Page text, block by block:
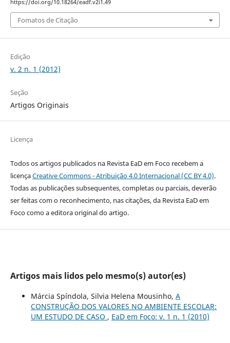
https://doi.org/10.18264/eadf.v2i1.49
Fomatos de Citação
Edição
v. 2 n. 1 (2012)
Seção
Artigos Originais
Licença
Todos os artigos publicados na Revista EaD em Foco recebem a
licençaCreative Commons - Atribuição 4.0 Internacional (CC BY 4.0).
Todas as publicações subsequentes, completas ou parciais, deverão
ser feitas com o reconhecimento, nas citações, da Revista EaD em
Foco como a editora original do artigo.
Artigos mais lidos pelo mesmo(s) autor(es)
Márcia Spí­ndola, Silvia Helena Mousinho, A
CONSTRUÇÃO DOS VALORES NO AMBIENTE ESCOLAR:
UM ESTUDO DE CASO , EaD em Foco: v. 1 n. 1 (2010)